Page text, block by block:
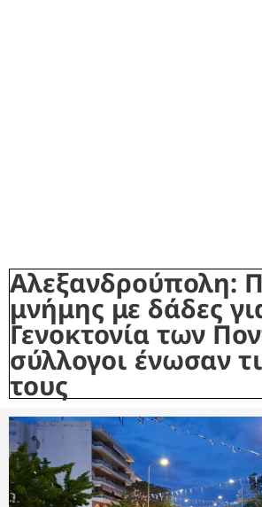
Αλεξανδρούπολη:
μνήμης με δάδες
Γενοκτονία των
σύλλογοι ένωσαν
τους